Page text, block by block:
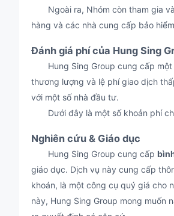
Ngoài ra, Nhóm còn tham gia
hàng và các nhà cung cấp bảo
Đánh giá phí của Hung Sing
Hung Sing Group cung cấp một
thương lượng và lệ phí giao dịch
với một số nhà đầu tư.
Dưới đây là một số khoản phí
Nghiên cứu & Giáo dục
Hung Sing Group cung cấp
giáo dục. Dịch vụ này cung cấp
khoán, là một công cụ quý giá cho
này, Hung Sing Group mong